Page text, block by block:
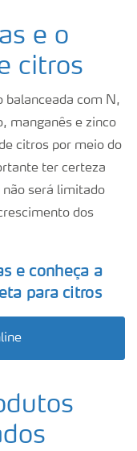
e o
citros
balanceada com N,
manganês e zinco
citros por meio do
ter certeza
será limitado
dos
e conheça a
para citros